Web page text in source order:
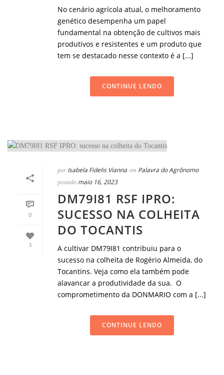
No cenário agrícola atual, o melhoramento
genético desempenha um papel
fundamental na obtenção de cultivos mais
produtivos e resistentes e um produto que
tem se destacado nesse contexto é a [...]
CONTINUE LENDO
0
3
por Isabela Fidelis Vianna em Palavra do Agrônomo
postado maio 16, 2023
DM79I81 RSF IPRO:
SUCESSO NA COLHEITA
DO TOCANTIS
A cultivar DM79I81 contribuiu para o
sucesso na colheita de Rogério Almeida, do
Tocantins. Veja como ela também pode
alavancar a produtividade da sua. O
comprometimento da DONMARIO com a [...]
CONTINUE LENDO